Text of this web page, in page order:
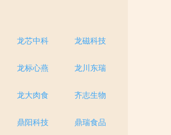
龙芯中科 龙磁科技
龙标心燕 龙川东瑞
龙大肉食 齐志生物
鼎阳科技 鼎瑞食品